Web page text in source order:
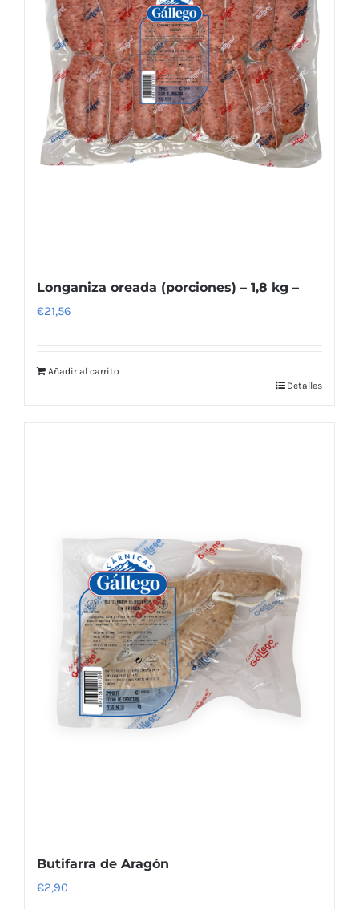
Longaniza oreada (porciones) – 1,8 kg –
€21,56
Añadir al carrito
Detalles
Butifarra de Aragón
€2,90